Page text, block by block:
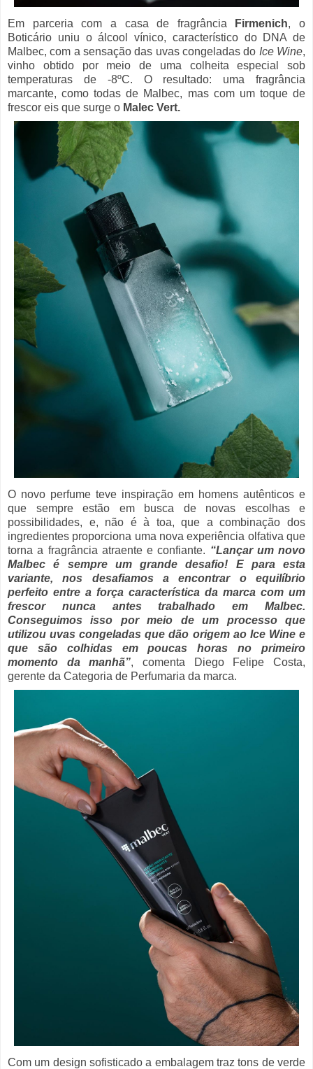
Em parceria com a casa de fragrância Firmenich, o
Boticário uniu o álcool vínico, característico do DNA de
Malbec, com a sensação das uvas congeladas do Ice Wine,
vinho obtido por meio de uma colheita especial sob
temperaturas de -8ºC. O resultado: uma fragrância
marcante, como todas de Malbec, mas com um toque de
frescor eis que surge o Malec Vert.
O novo perfume teve inspiração em homens autênticos e
que sempre estão em busca de novas escolhas e
possibilidades, e, não é à toa, que a combinação dos
ingredientes proporciona uma nova experiência olfativa que
torna a fragrância atraente e confiante. “Lançar um novo
Malbec é sempre um grande desafio! E para esta
variante, nos desafiamos a encontrar o equilíbrio
perfeito entre a força característica da marca com um
frescor nunca antes trabalhado em Malbec.
Conseguimos isso por meio de um processo que
utilizou uvas congeladas que dão origem ao Ice Wine e
que são colhidas em poucas horas no primeiro
momento da manhã”, comenta Diego Felipe Costa,
gerente da Categoria de Perfumaria da marca.
Com um design sofisticado a embalagem traz tons de verde